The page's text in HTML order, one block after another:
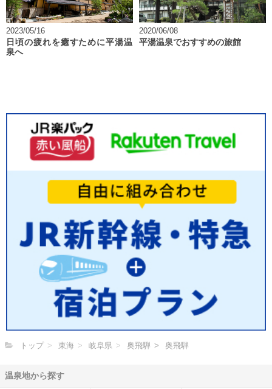
2023/05/16
日頃の疲れを癒すために平湯温
泉へ
2020/06/08
平湯温泉でおすすめの旅館
トップ 東海 岐阜県 奥飛騨 奥飛騨
温泉地から探す